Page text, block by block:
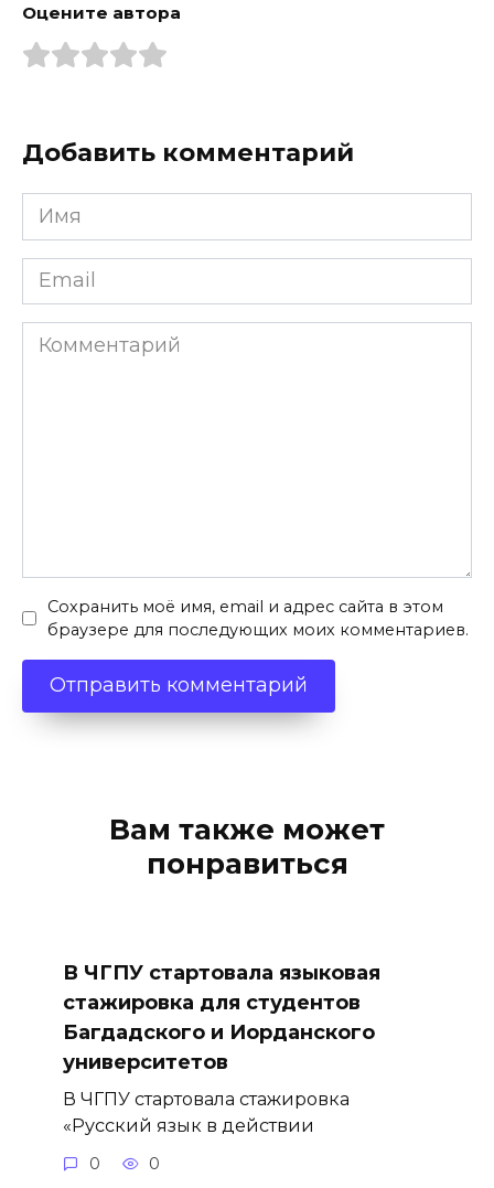
Оцените автора
Добавить комментарий
Имя
*
Email
*
Комментарий
Сохранить моё имя, email и адрес сайта в этом
браузере для последующих моих комментариев.
Вам также может
понравиться
В ЧГПУ стартовала языковая
стажировка для студентов
Багдадского и Иорданского
университетов
В ЧГПУ стартовала стажировка
«Русский язык в действии
0 0